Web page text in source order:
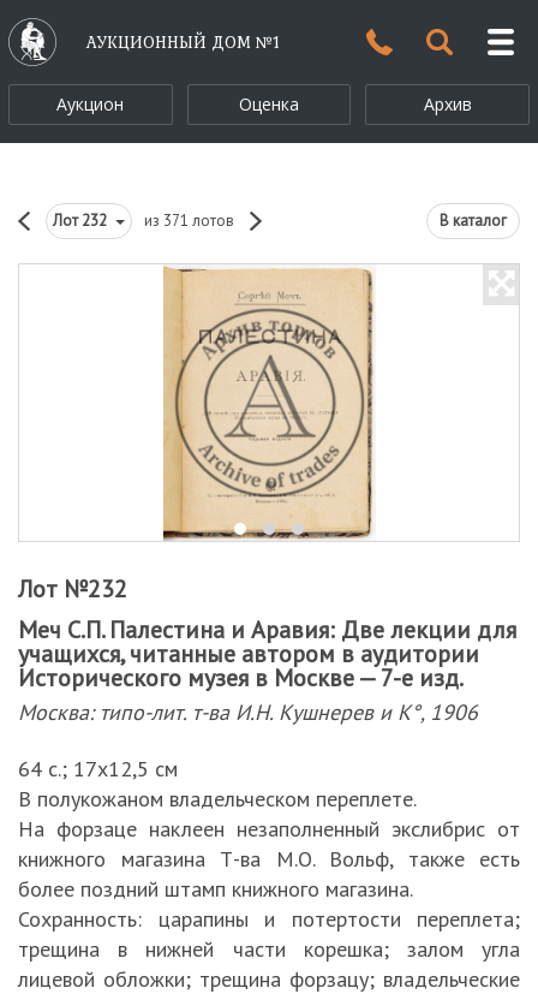
АУКЦИОННЫЙ ДОМ №1
Аукцион Оценка Архив
Лот232 из 371 лотов В каталог
Лот №232
Меч С.П. Палестина и Аравия: Две лекции для
учащихся, читанные автором в аудитории
Исторического музея в Москве — 7-е изд.
Москва: типо-лит. т-ва И.Н. Кушнерев и К°, 1906
64 с.; 17х12,5 см
В полукожаном владельческом переплете.
На форзаце наклеен незаполненный экслибрис от
книжного магазина Т-ва М.О. Вольф, также есть
более поздний штамп книжного магазина.
Сохранность: царапины и потертости переплета;
трещина в нижней части корешка; залом угла
лицевой обложки; трещина форзацу; владельческие